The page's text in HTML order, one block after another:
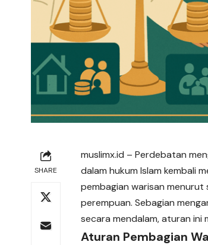
SHARE
muslimx.id – Perdebatan
dalam hukum Islam kembali
pembagian warisan menurut
perempuan. Sebagian
secara mendalam, aturan ini
Aturan Pembagian